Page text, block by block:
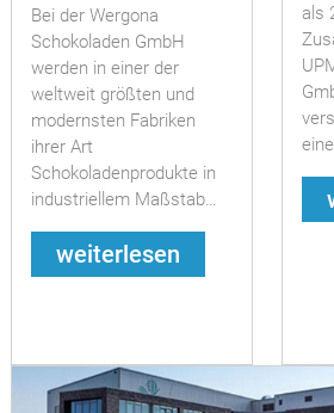
Bei der Wergona
Schokoladen GmbH
werden in einer der
weltweit größten und
modernsten Fabriken
ihrer Art
Schokoladenprodukte in
industriellem Maßstab…
weiterlesen
als